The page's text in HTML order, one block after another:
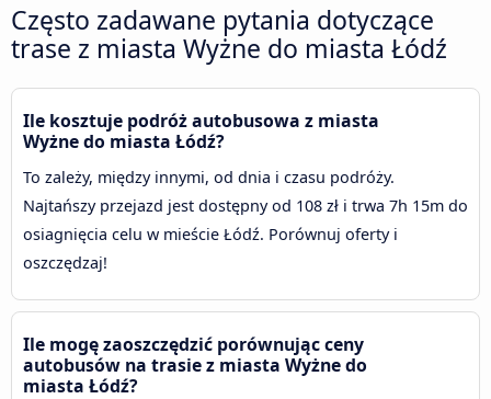
Często zadawane pytania dotyczące
trase z miasta Wyżne do miasta Łódź
Ile kosztuje podróż autobusowa z miasta
Wyżne do miasta Łódź?
To zależy, między innymi, od dnia i czasu podróży.
Najtańszy przejazd jest dostępny od 108 zł i trwa 7h 15m do
osiagnięcia celu w mieście Łódź. Porównuj oferty i
oszczędzaj!
Ile mogę zaoszczędzić porównując ceny
autobusów na trasie z miasta Wyżne do
miasta Łódź?